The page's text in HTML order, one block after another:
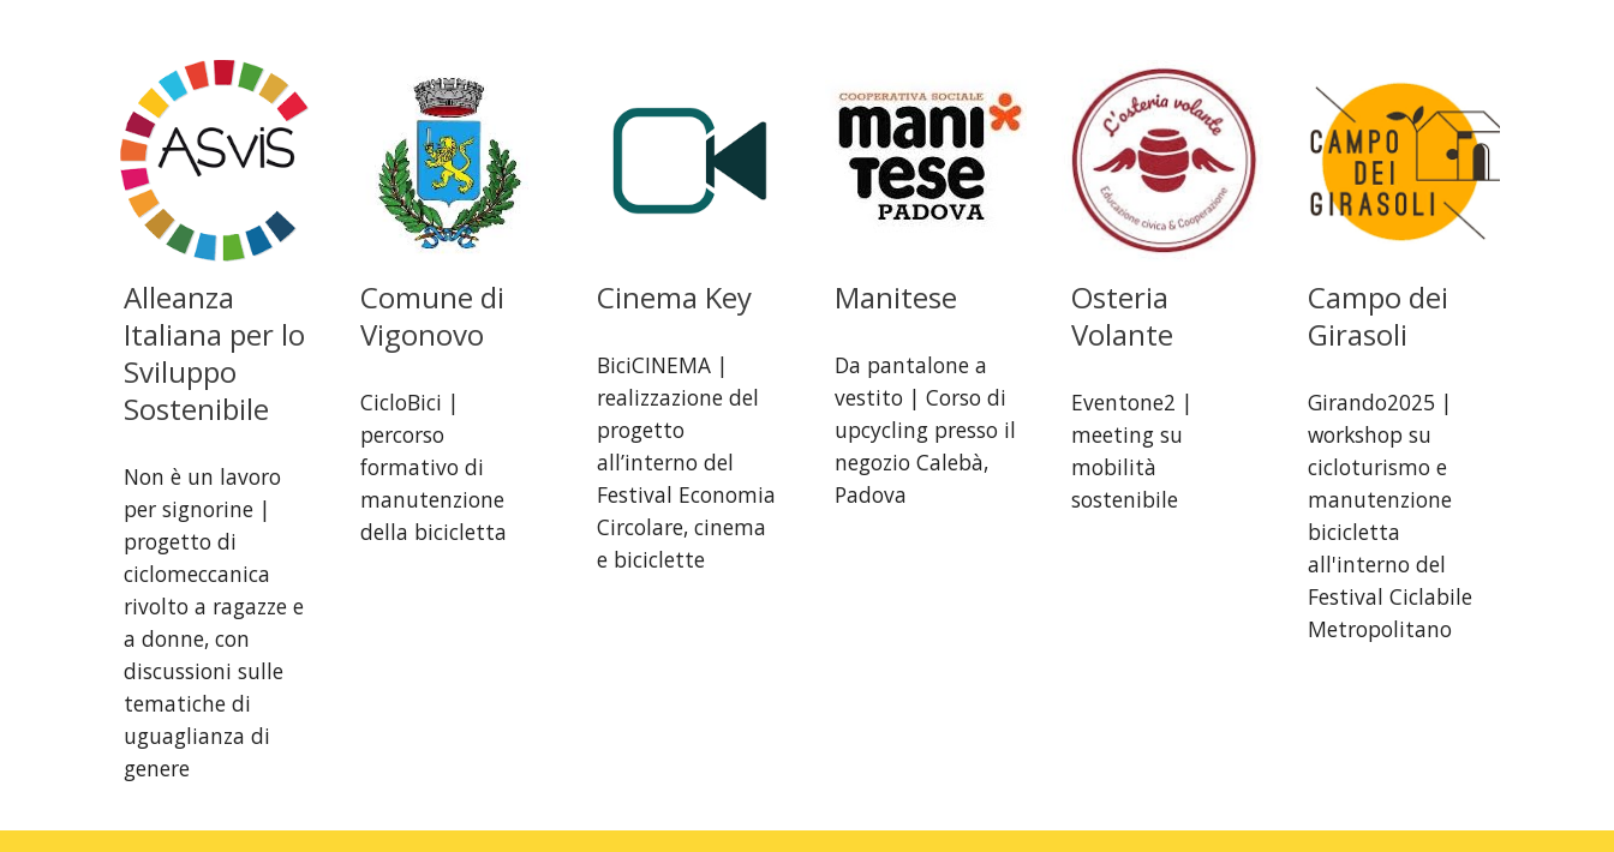
Alleanza
Italiana per lo
Sviluppo
Sostenibile
Non è un lavoro
per signorine |
progetto di
ciclomeccanica
rivolto a ragazze e
a donne, con
discussioni sulle
tematiche di
uguaglianza di
genere
Comune di
Vigonovo
CicloBici |
percorso
formativo di
manutenzione
della bicicletta
Cinema Key
BiciCINEMA |
realizzazione del
progetto
all’interno del
Festival Economia
Circolare, cinema
e biciclette
Manitese
Da pantalone a
vestito | Corso di
upcycling presso il
negozio Calebà,
Padova
Osteria
Volante
Eventone2 |
meeting su
mobilità
sostenibile
Campo dei
Girasoli
Girando2025 |
workshop su
cicloturismo e
manutenzione
bicicletta
all'interno del
Festival Ciclabile
Metropolitano